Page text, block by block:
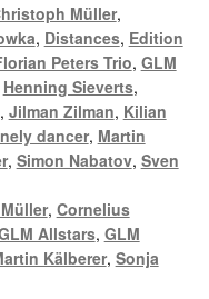
Müller,
, Distances, Edition
Peters Trio, GLM
Henning Sieverts,
, Jilman Zilman, Kilian
dancer, Martin
, Simon Nabatov, Sven
, Cornelius
Allstars, GLM
Kälberer, Sonja